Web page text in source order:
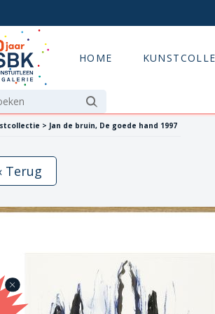
HOME
> Jan de bruin, De goede hand 1997
Terug